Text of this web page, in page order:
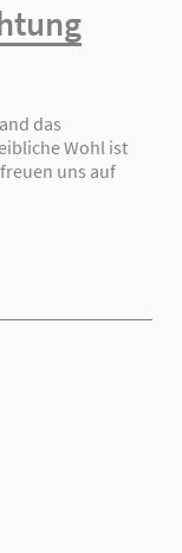
das
Wohl ist
uns auf